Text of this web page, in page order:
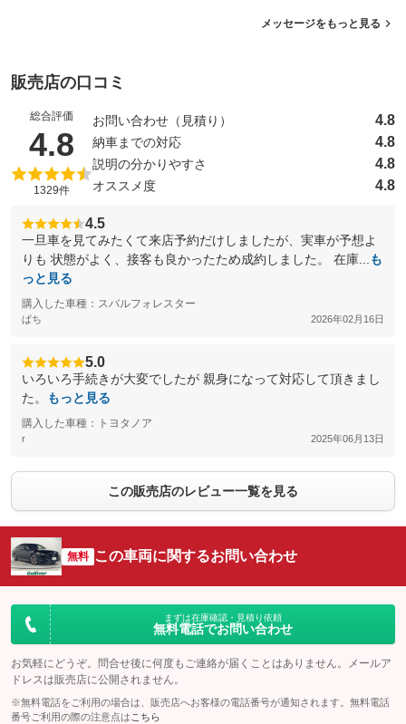
メッセージをもっと見る
販売店の口コミ
総合評価
4.8 （5点満点中）
1329件
お問い合わせ（見積り） 4.8
納車までの対応 4.8
説明の分かりやすさ 4.8
オススメ度 4.8
4.5
一旦車を見てみたくて来店予約だけしましたが、実車が予想よ
りも 状態がよく、接客も良かったため成約しました。 在庫...
も
っと見る
購入した車種：スバルフォレスター
ぱち 2026年02月16日
5.0
いろいろ手続きが大変でしたが 親身になって対応して頂きまし
た。
もっと見る
購入した車種：トヨタノア
r 2025年06月13日
この販売店のレビュー一覧を見る
無料 この車両に関するお問い合わせ
まずは在庫確認・見積り依頼
無料電話でお問い合わせ
お気軽にどうぞ。問合せ後に何度もご連絡が届くことはありません。メールア
ドレスは販売店に公開されません。
※無料電話をご利用の場合は、販売店へお客様の電話番号が通知されます。無料電話
番号ご利用の際の注意点は こちら